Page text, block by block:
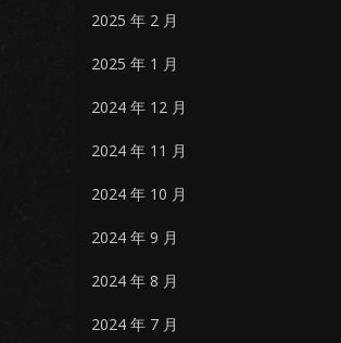
2025 年 2 月
2025 年 1 月
2024 年 12 月
2024 年 11 月
2024 年 10 月
2024 年 9 月
2024 年 8 月
2024 年 7 月